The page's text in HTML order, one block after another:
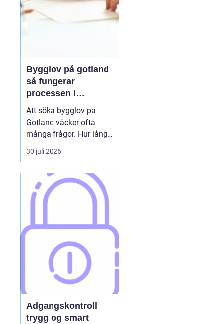
Bygglov på gotland
så fungerar
processen i
praktiken
Att söka bygglov på
Gotland väcker ofta
många frågor. Hur lång
tid tar det? Vilka
handlingar behövs? Och
nära havet eller i Visbys
känsliga kulturmiljö? För
den som sällan har
kan bygglovsregler
kännas både ...
30 juli 2026
Adgangskontroll
trygg og smart